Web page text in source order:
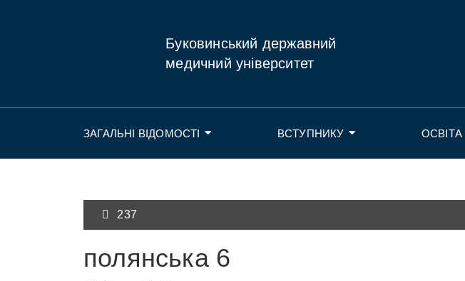
Буковинський державний
медичний університет
ЗАГАЛЬНІ ВІДОМОСТІ ВСТУПНИКУ ОСВІТА
237
полянська 6